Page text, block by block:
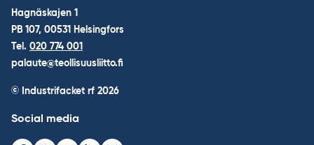
Hagnäskajen 1
PB 107, 00531 Helsingfors
Tel. 020 774 001
palaute@teollisuusliitto.fi
© Industrifacket rf 2026
Social media